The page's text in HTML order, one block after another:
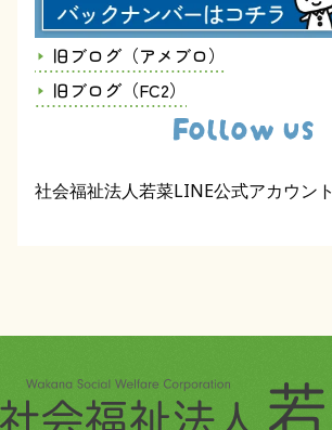
旧ブログ（アメブロ）
旧ブログ（FC2）
Follow us
社会福祉法人若菜LINE公式アカウント